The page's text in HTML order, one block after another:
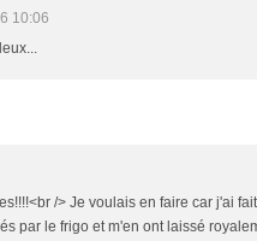
10:06
/> Je voulais en faire car j'ai
par le frigo et m'en ont laissé